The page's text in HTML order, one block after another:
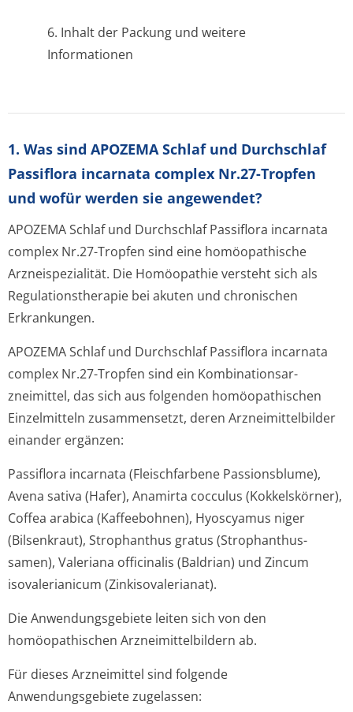
6. Inhalt der Packung und weitere
Informationen
1. Was sind APOZEMA Schlaf und Durchschlaf
Passiflora incarnata complex Nr.27-Tropfen
und wofür werden sie angewendet?
APOZEMA Schlaf und Durchschlaf Passiflora incarnata
complex Nr.27-Tropfen sind eine homöopathische
Arzneispezialität. Die Homöopathie versteht sich als
Regulationstherapie bei akuten und chronischen
Erkrankungen.
APOZEMA Schlaf und Durchschlaf Passiflora incarnata
complex Nr.27-Tropfen sind ein Kombinationsar­
zneimittel, das sich aus folgenden homöopathischen
Einzelmitteln zusammensetzt, deren Arzneimittelbilder
einander ergänzen:
Passiflora incarnata (Fleischfarbene Passionsblume),
Avena sativa (Hafer), Anamirta cocculus (Kokkelskörner),
Coffea arabica (Kaffeebohnen), Hyoscyamus niger
(Bilsenkraut), Strophanthus gratus (Strophanthus­
samen), Valeriana officinalis (Baldrian) und Zincum
isovalerianicum (Zinkisovaleri­anat).
Die Anwendungsgebiete leiten sich von den
homöopathischen Arzneimittelbil­dern ab.
Für dieses Arzneimittel sind folgende
Anwendungsgebiete zugelassen: